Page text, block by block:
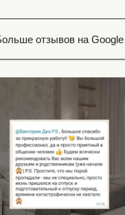
отзывов на Google